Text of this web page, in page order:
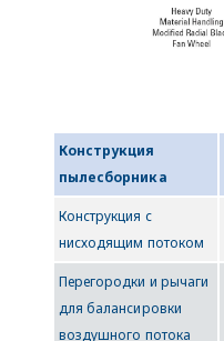
Конструкция
пылесборника
Конструкция с
нисходящим потоком
Перегородки и рычаги
для балансировки
воздушного потока